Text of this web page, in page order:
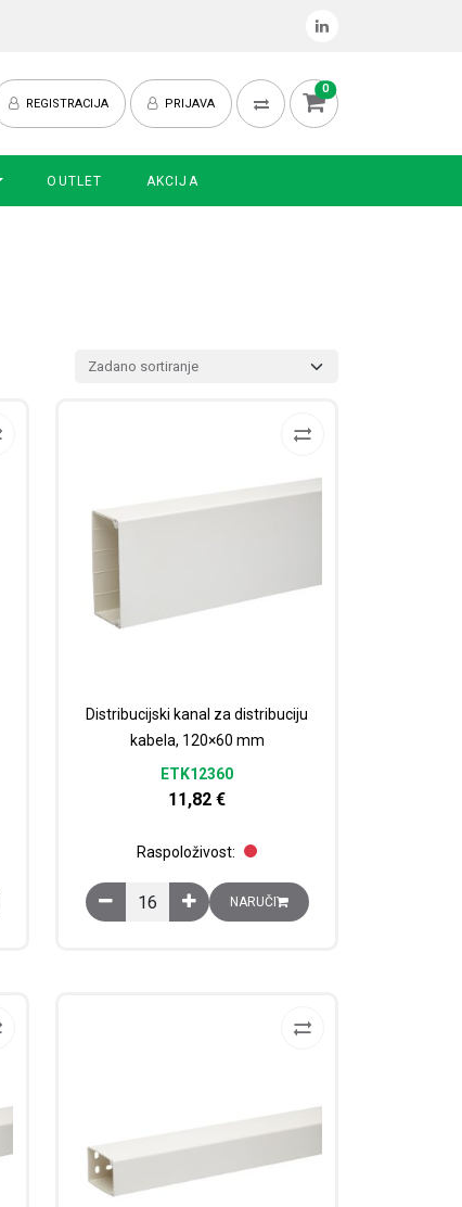
REGISTRACIJA PRIJAVA
0
OUTLET AKCIJA
Distribucijski kanal za distribuciju
kabela, 120×60 mm
ETK12360
11,82 €
Raspoloživost:
Distribucijski kanal za distribuciju kabela, 120x60
NARUČI